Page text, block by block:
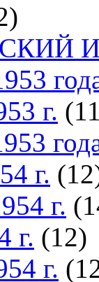
г.
г.
г.
г. (12)
г.